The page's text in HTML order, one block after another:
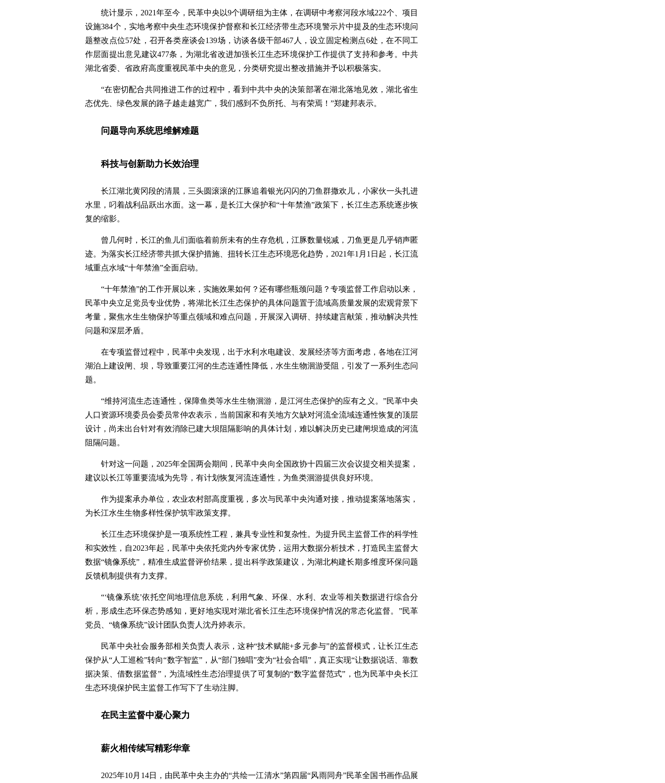
统计显示，2021年至今，民革中央以9个调研组为主体，在调研中考察河段水域222个、项目
设施384个，实地考察中央生态环境保护督察和长江经济带生态环境警示片中提及的生态环境问
题整改点位57处，召开各类座谈会139场，访谈各级干部467人，设立固定检测点6处，在不同工
作层面提出意见建议477条，为湖北省改进加强长江生态环境保护工作提供了支持和参考。中共
湖北省委、省政府高度重视民革中央的意见，分类研究提出整改措施并予以积极落实。
“在密切配合共同推进工作的过程中，看到中共中央的决策部署在湖北落地见效，湖北省生
态优先、绿色发展的路子越走越宽广，我们感到不负所托、与有荣焉！”郑建邦表示。
问题导向系统思维解难题
科技与创新助力长效治理
长江湖北黄冈段的清晨，三头圆滚滚的江豚追着银光闪闪的刀鱼群撒欢儿，小家伙一头扎进
水里，叼着战利品跃出水面。这一幕，是长江大保护和“十年禁渔”政策下，长江生态系统逐步恢
复的缩影。
曾几何时，长江的鱼儿们面临着前所未有的生存危机，江豚数量锐减，刀鱼更是几乎销声匿
迹。为落实长江经济带共抓大保护措施、扭转长江生态环境恶化趋势，2021年1月1日起，长江流
域重点水域“十年禁渔”全面启动。
“十年禁渔”的工作开展以来，实施效果如何？还有哪些瓶颈问题？专项监督工作启动以来，
民革中央立足党员专业优势，将湖北长江生态保护的具体问题置于流域高质量发展的宏观背景下
考量，聚焦水生生物保护等重点领域和难点问题，开展深入调研、持续建言献策，推动解决共性
问题和深层矛盾。
在专项监督过程中，民革中央发现，出于水利水电建设、发展经济等方面考虑，各地在江河
湖泊上建设闸、坝，导致重要江河的生态连通性降低，水生生物洄游受阻，引发了一系列生态问
题。
“维持河流生态连通性，保障鱼类等水生生物洄游，是江河生态保护的应有之义。”民革中央
人口资源环境委员会委员常仲农表示，当前国家和有关地方欠缺对河流全流域连通性恢复的顶层
设计，尚未出台针对有效消除已建大坝阻隔影响的具体计划，难以解决历史已建闸坝造成的河流
阻隔问题。
针对这一问题，2025年全国两会期间，民革中央向全国政协十四届三次会议提交相关提案，
建议以长江等重要流域为先导，有计划恢复河流连通性，为鱼类洄游提供良好环境。
作为提案承办单位，农业农村部高度重视，多次与民革中央沟通对接，推动提案落地落实，
为长江水生生物多样性保护筑牢政策支撑。
长江生态环境保护是一项系统性工程，兼具专业性和复杂性。为提升民主监督工作的科学性
和实效性，自2023年起，民革中央依托党内外专家优势，运用大数据分析技术，打造民主监督大
数据“镜像系统”，精准生成监督评价结果，提出科学政策建议，为湖北构建长期多维度环保问题
反馈机制提供有力支撑。
“‘镜像系统’依托空间地理信息系统，利用气象、环保、水利、农业等相关数据进行综合分
析，形成生态环保态势感知，更好地实现对湖北省长江生态环境保护情况的常态化监督。”民革
党员、“镜像系统”设计团队负责人沈丹婷表示。
民革中央社会服务部相关负责人表示，这种“技术赋能+多元参与”的监督模式，让长江生态
保护从“人工巡检”转向“数字智监”，从“部门独唱”变为“社会合唱”，真正实现“让数据说话、靠数
据决策、借数据监督”，为流域性生态治理提供了可复制的“数字监督范式”，也为民革中央长江
生态环境保护民主监督工作写下了生动注脚。
在民主监督中凝心聚力
薪火相传续写精彩华章
2025年10月14日，由民革中央主办的“共绘一江清水”第四届“风雨同舟”民革全国书画作品展